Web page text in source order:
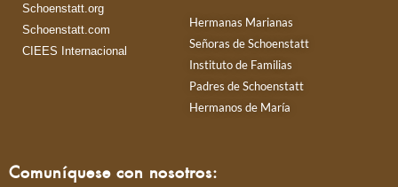
Schoenstatt.org
Schoenstatt.com
CIEES Internacional
Hermanas Marianas
Señoras de Schoenstatt
Instituto de Familias
Padres de Schoenstatt
Hermanos de María
Comuníquese con nosotros: